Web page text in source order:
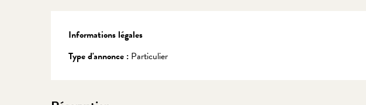
Informations légales
Informations légales
Type d'annonce : Particulier